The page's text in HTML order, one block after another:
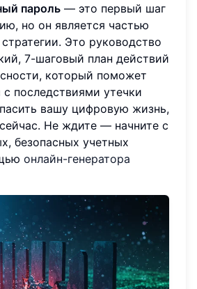
пароль — это первый шаг
но он является частью
Это руководство
7-шаговый план действий
который поможет
с последствиями утечки
вашу цифровую жизнь,
Не ждите — начните с
безопасных учетных
онлайн-генератора